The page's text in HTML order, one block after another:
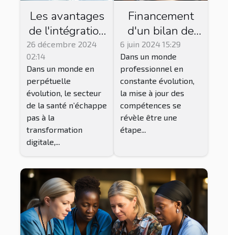
Les avantages
de l'intégration
des solutions
numériques en
orthopédie et
podologie
26 décembre 2024
02:14
Dans un monde en
perpétuelle
évolution, le secteur
de la santé n’échappe
pas à la
transformation
digitale,...
Financement
d'un bilan de
compétences :
options et
conseils
6 juin 2024 15:29
Dans un monde
professionnel en
constante évolution,
la mise à jour des
compétences se
révèle être une
étape...